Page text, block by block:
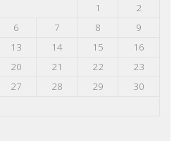
1
2
6 7 8
9
13 14 15
16
20 21 22
23
27 28 29
30